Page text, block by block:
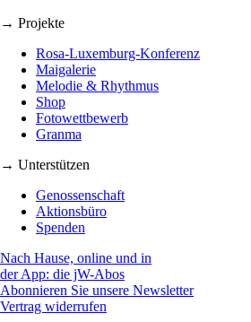
→ Projekte
Rosa-Luxemburg-Konferenz
Maigalerie
Melodie & Rhythmus
Shop
Fotowettbewerb
Granma
→ Unterstützen
Genossenschaft
Aktionsbüro
Spenden
Nach Hause, online und in
der App: die jW-Abos
Abonnieren Sie unsere Newsletter
Vertrag widerrufen